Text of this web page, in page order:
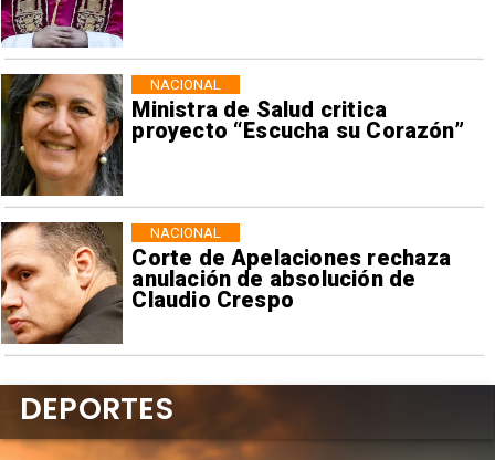
Ministra de Salud critica
proyecto “Escucha su Corazón”
NACIONAL
Corte de Apelaciones rechaza
anulación de absolución de
Claudio Crespo
NACIONAL
DEPORTES